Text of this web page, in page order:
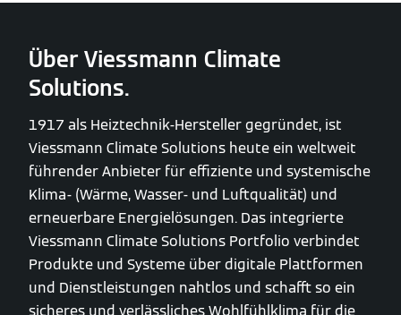
Über Viessmann Climate
Solutions.
1917 als Heiztechnik-Hersteller gegründet, ist
Viessmann Climate Solutions heute ein weltweit
führender Anbieter für effiziente und systemische
Klima- (Wärme, Wasser- und Luftqualität) und
erneuerbare Energielösungen. Das integrierte
Viessmann Climate Solutions Portfolio verbindet
Produkte und Systeme über digitale Plattformen
und Dienstleistungen nahtlos und schafft so ein
sicheres und verlässliches Wohlfühlklima für die